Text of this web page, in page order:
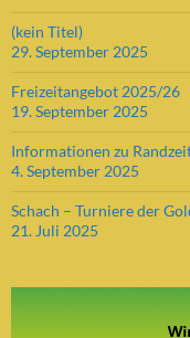
(kein Titel)
29. September 2025
Freizeitangebot 2025/26
19. September 2025
Informationen zu
4. September 2025
Schach – Turniere der
21. Juli 2025